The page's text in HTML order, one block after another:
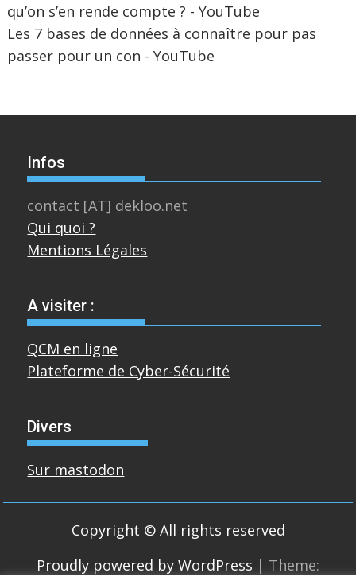
qu’on s’en rende compte ? - YouTube
Les 7 bases de données à connaître pour pas
passer pour un con - YouTube
Infos
contact [AT] dekloo.net
Qui quoi ?
Mentions Légales
A visiter :
QCM en ligne
Plateforme de Cyber-Sécurité
Divers
Sur mastodon
Copyright © All rights reserved
Proudly powered by WordPress | Theme: